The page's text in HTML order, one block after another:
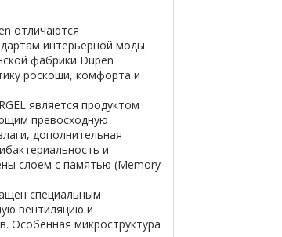
отличаются
интерьерной моды.
фабрики Dupen
роскоши, комфорта и
является продуктом
превосходную
дополнительная
и
слоем с памятью (Memory
специальным
вентиляцию и
Особенная микроструктура